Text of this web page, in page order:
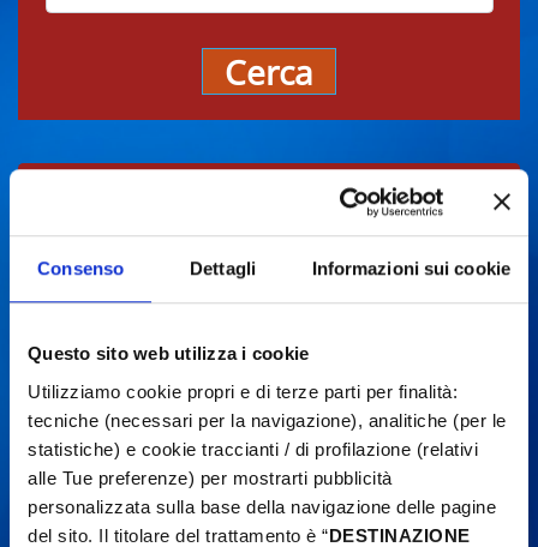
Consenso Dettagli Informazioni sui cookie
Questo sito web utilizza i cookie
Utilizziamo cookie propri e di terze parti per finalità:
tecniche (necessari per la navigazione), analitiche (per le
statistiche) e cookie traccianti / di profilazione (relativi
alle Tue preferenze) per mostrarti pubblicità
personalizzata sulla base della navigazione delle pagine
del sito. Il titolare del trattamento è “DESTINAZIONE
Cerca
Gli eventi potrebbero subire variazioni,
contattare sempre gli organizzatori prima di